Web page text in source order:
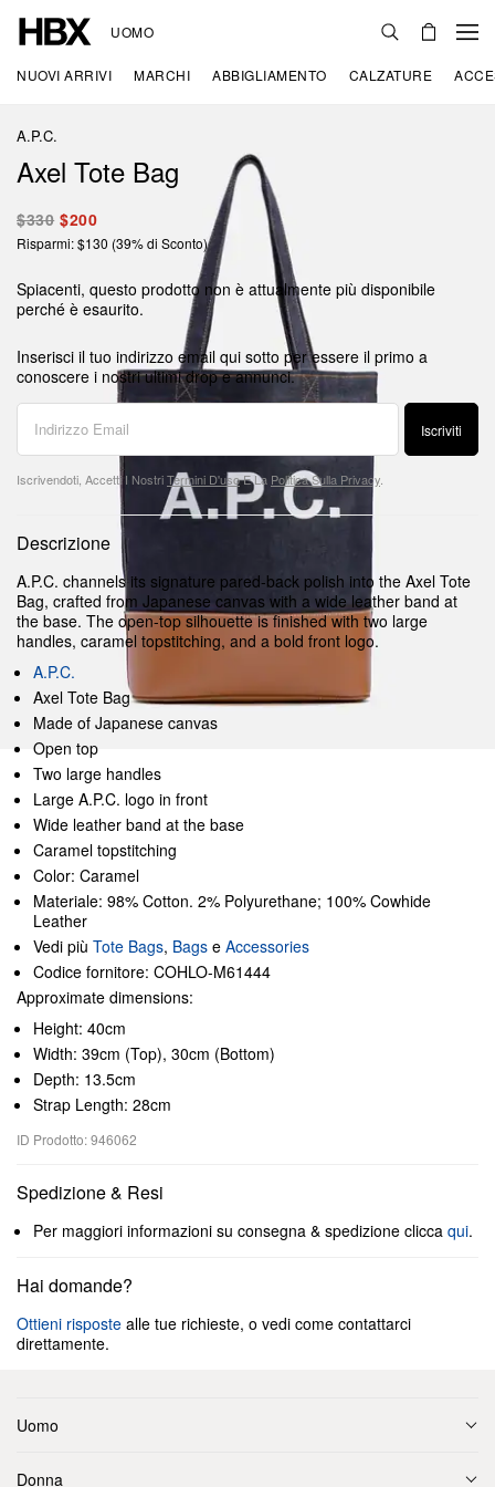
UOMO
NUOVI ARRIVI MARCHI ABBIGLIAMENTO CALZATURE
A.P.C.
Axel Tote Bag
$330 $200
Risparmi: $130 (39% di Sconto)
Spiacenti, questo prodotto non è attualmente più disponibile
perché è esaurito.
Inserisci il tuo indirizzo email qui sotto per essere il primo a
conoscere i nostri ultimi drop e annunci.
Iscriviti
Iscrivendoti, Accetti I NostriTermini D'usoE La Politica Sulla Privacy
Descrizione
A.P.C. channels its signature pared-back polish into the Axel Tote
Bag, crafted from Japanese canvas with a wide leather band at
the base. The open-top silhouette is finished with two large
handles, caramel topstitching, and a bold front logo.
A.P.C.
Axel Tote Bag
Made of Japanese canvas
Open top
Two large handles
Large A.P.C. logo in front
Wide leather band at the base
Caramel topstitching
Color: Caramel
Materiale: 98% Cotton. 2% Polyurethane; 100% Cowhide
Leather
Vedi più Tote Bags, Bags e Accessories
Codice fornitore: COHLO-M61444
Approximate dimensions:
Height: 40cm
Width: 39cm (Top), 30cm (Bottom)
Depth: 13.5cm
Strap Length: 28cm
ID Prodotto: 946062
Spedizione & Resi
Per maggiori informazioni su consegna & spedizione clicca qui.
Hai domande?
Ottieni risposte alle tue richieste, o vedi come contattarci
direttamente.
Uomo
Donna